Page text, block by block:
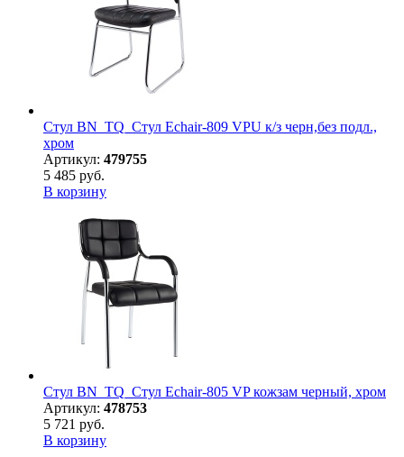
Стул BN_TQ_Стул Echair-809 VPU к/з черн,без подл.,
хром
Артикул: 479755
5 485 руб.
В корзину
Стул BN_TQ_Стул Echair-805 VP кожзам черный, хром
Артикул: 478753
5 721 руб.
В корзину